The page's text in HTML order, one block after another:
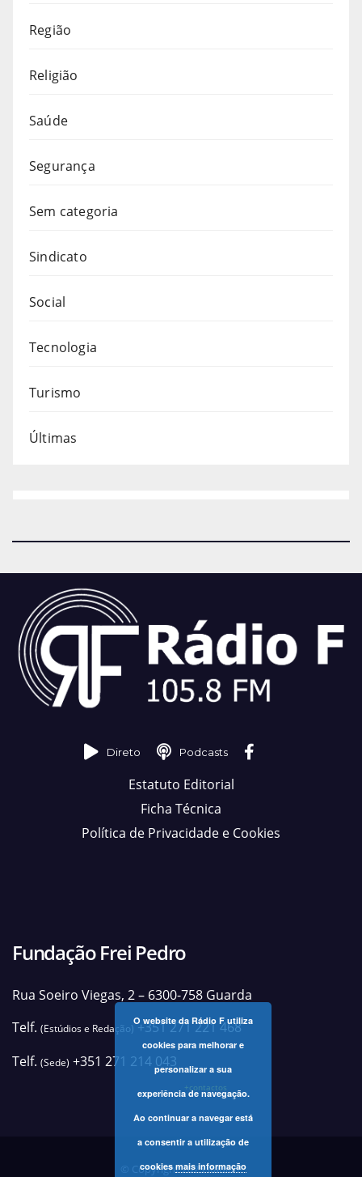
Região
Religião
Saúde
Segurança
Sem categoria
Sindicato
Social
Tecnologia
Turismo
Últimas
Direto Podcasts
Estatuto Editorial
Ficha Técnica
Política de Privacidade e Cookies
Fundação Frei Pedro
Rua Soeiro Viegas, 2 – 6300-758 Guarda
Telf. (Estúdios e Redação)+351 271 221 468
Telf. (Sede) +351 271 214 043
+contactos
© Copyright 2025 Rádio F
O website da Rádio F utiliza
cookies para melhorar e
personalizar a sua
experiência de navegação.
Ao continuar a navegar está
a consentir a utilização de
cookiesmais informação